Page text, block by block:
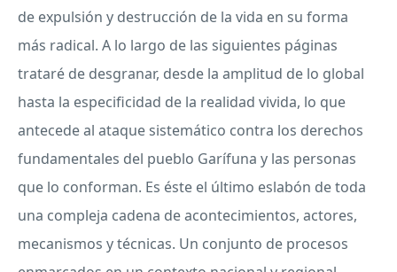
de expulsión y destrucción de la vida en su forma
más radical. A lo largo de las siguientes páginas
trataré de desgranar, desde la amplitud de lo global
hasta la especificidad de la realidad vivida, lo que
antecede al ataque sistemático contra los derechos
fundamentales del pueblo Garífuna y las personas
que lo conforman. Es éste el último eslabón de toda
una compleja cadena de acontecimientos, actores,
mecanismos y técnicas. Un conjunto de procesos